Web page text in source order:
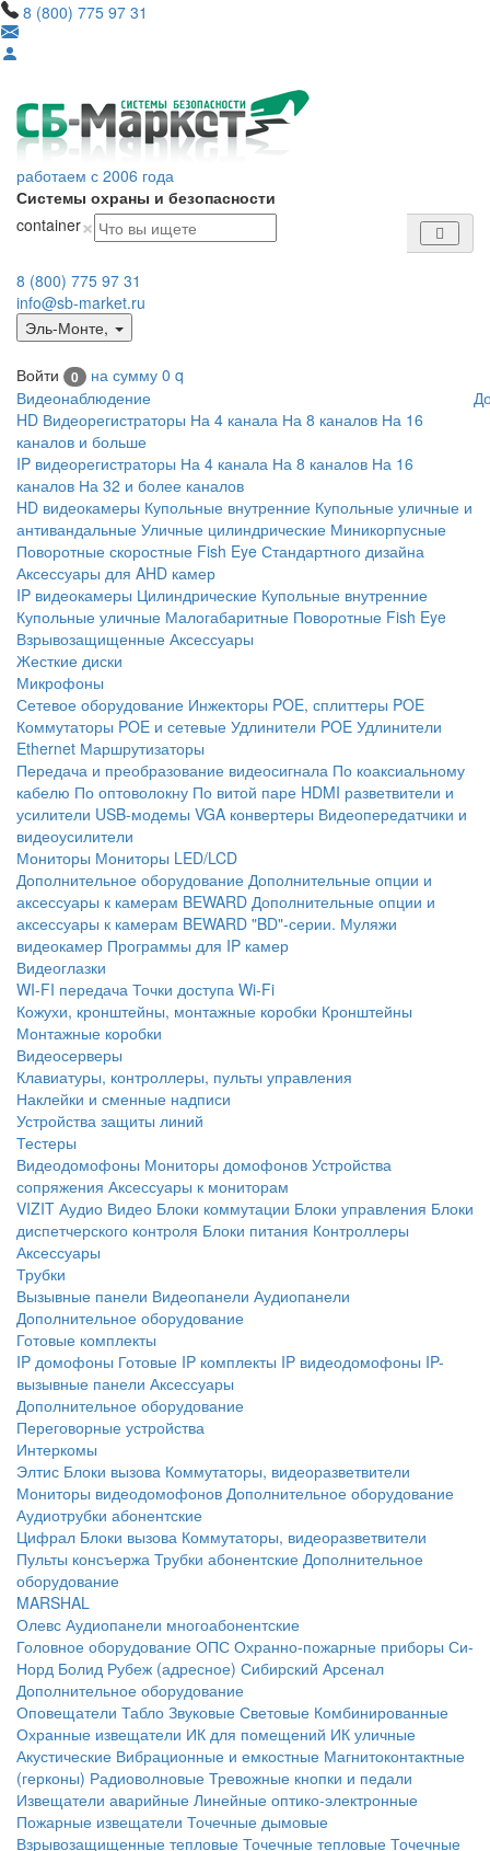
8 (800) 775 97 31
работаем с 2006 года
Системы охраны и безопасности
container×
8 (800) 775 97 31
info@sb-market.ru
Эль-Монте,
Войти 0 на сумму 0 q
Видеонаблюдение
HD Видеорегистраторы На 4 канала На 8 каналов На 16
каналов и больше
IP видеорегистраторы На 4 канала На 8 каналов На 16
каналов На 32 и более каналов
HD видеокамеры Купольные внутренние Купольные уличные и
антивандальные Уличные цилиндрические Миникорпусные
Поворотные скоростные Fish Eye Стандартного дизайна
Аксессуары для AHD камер
IP видеокамеры Цилиндрические Купольные внутренние
Купольные уличные Малогабаритные Поворотные Fish Eye
Взрывозащищенные Аксессуары
Жесткие диски
Микрофоны
Сетевое оборудование Инжекторы POE, сплиттеры POE
Коммутаторы POE и сетевые Удлинители POE Удлинители
Ethernet Маршрутизаторы
Передача и преобразование видеосигнала По коаксиальному
кабелю По оптоволокну По витой паре HDMI разветвители и
усилители USB-модемы VGA конвертеры Видеопередатчики и
видеоусилители
Мониторы Мониторы LED/LCD
Дополнительное оборудование Дополнительные опции и
аксессуары к камерам BEWARD Дополнительные опции и
аксессуары к камерам BEWARD "BD"-серии. Муляжи
видеокамер Программы для IP камер
Видеоглазки
WI-FI передача Точки доступа Wi-Fi
Кожухи, кронштейны, монтажные коробки Кронштейны
Монтажные коробки
Видеосерверы
Клавиатуры, контроллеры, пульты управления
Наклейки и сменные надписи
Устройства защиты линий
Тестеры
Видеодомофоны Мониторы домофонов Устройства
сопряжения Аксессуары к мониторам
VIZIT Аудио Видео Блоки коммутации Блоки управления Блоки
диспетчерского контроля Блоки питания Контроллеры
Аксессуары
Трубки
Вызывные панели Видеопанели Аудиопанели
Дополнительное оборудование
Готовые комплекты
IP домофоны Готовые IP комплекты IP видеодомофоны IP-
вызывные панели Аксессуары
Дополнительное оборудование
Переговорные устройства
Интеркомы
Элтис Блоки вызова Коммутаторы, видеоразветвители
Мониторы видеодомофонов Дополнительное оборудование
Аудиотрубки абонентские
Цифрал Блоки вызова Коммутаторы, видеоразветвители
Пульты консъержа Трубки абонентские Дополнительное
оборудование
MARSHAL
Олевс Аудиопанели многоабонентские
Головное оборудование ОПС Охранно-пожарные приборы Си-
Норд Болид Рубеж (адресное) Сибирский Арсенал
Дополнительное оборудование
Оповещатели Табло Звуковые Световые Комбинированные
Охранные извещатели ИК для помещений ИК уличные
Акустические Вибрационные и емкостные Магнитоконтактные
(герконы) Радиоволновые Тревожные кнопки и педали
Извещатели аварийные Линейные оптико-электронные
Пожарные извещатели Точечные дымовые
Взрывозащищенные тепловые Точечные тепловые Точечные